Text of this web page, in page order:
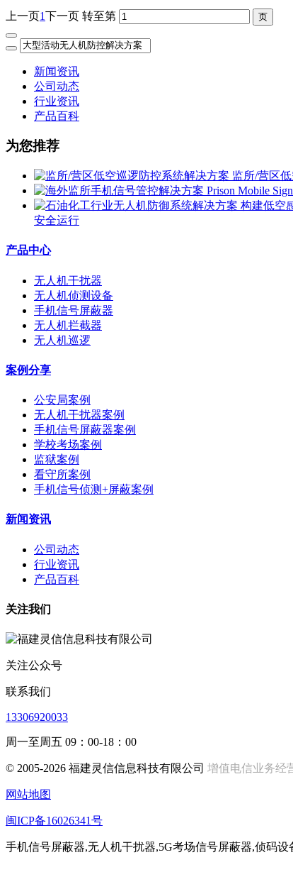
上一页1下一页 转至第
新闻资讯
公司动态
行业资讯
产品百科
为您推荐
监所/营区
安全运行
产品中心
无人机干扰器
无人机侦测设备
手机信号屏蔽器
无人机拦截器
无人机巡逻
案例分享
公安局案例
无人机干扰器案例
手机信号屏蔽器案例
学校考场案例
监狱案例
看守所案例
手机信号侦测+屏蔽案例
新闻资讯
公司动态
行业资讯
产品百科
关注我们
关注公众号
联系我们
13306920033
周一至周五 09：00-18：00
© 2005-2026 福建灵信信息科技有限公司 增值电信业务经
网站地图
闽ICP备16026341号
手机信号屏蔽器,无人机干扰器,5G考场信号屏蔽器,侦码